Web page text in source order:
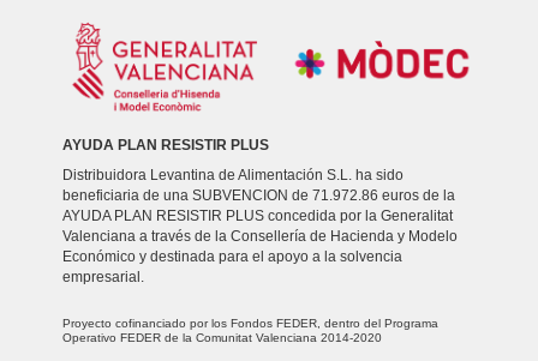
AYUDA PLAN RESISTIR PLUS
Distribuidora Levantina de Alimentación S.L. ha sido
beneficiaria de una SUBVENCION de 71.972.86 euros de la
AYUDA PLAN RESISTIR PLUS concedida por la Generalitat
Valenciana a través de la Consellería de Hacienda y Modelo
Económico y destinada para el apoyo a la solvencia
empresarial.
Proyecto cofinanciado por los Fondos FEDER, dentro del Programa
Operativo FEDER de la Comunitat Valenciana 2014-2020